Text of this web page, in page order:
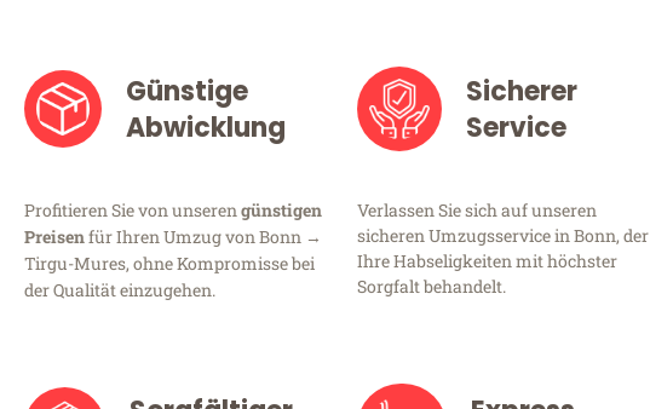
Günstige
Abwicklung
Profitieren Sie von unserengünstigen
Preisenfür Ihren Umzug von Bonn →
Tirgu-Mures, ohne Kompromisse bei
der Qualität einzugehen.
Sicherer
Service
Verlassen Sie sich auf unseren
sicheren Umzugsservice in Bonn, der
Ihre Habseligkeiten mit höchster
Sorgfalt behandelt.